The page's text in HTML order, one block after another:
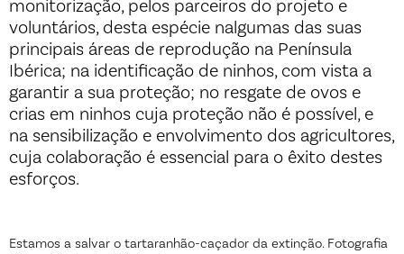
monitorização, pelos parceiros do projeto e
voluntários, desta espécie nalgumas das suas
principais áreas de reprodução na Península
Ibérica; na identificação de ninhos, com vista a
garantir a sua proteção; no resgate de ovos e
crias em ninhos cuja proteção não é possível, e
na sensibilização e envolvimento dos agricultores,
cuja colaboração é essencial para o êxito destes
esforços.
Estamos a salvar o tartaranhão-caçador da extinção. Fotografia